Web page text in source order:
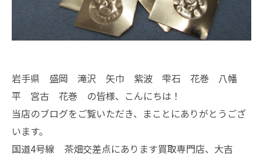
岩手県 盛岡 滝沢 矢巾 紫波 雫石 花巻 八幡
平 宮古 花巻 の皆様、こんにちは！
当店のブログをご覧いただき、まことにありがとうござ
います。
国道4号線 茶畑交差点にあります買取専門店、大吉